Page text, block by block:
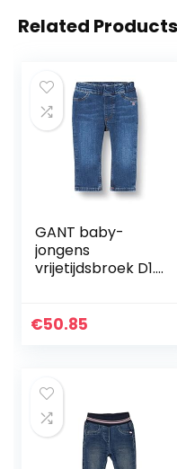
Related Products
GANT baby-
jongens
vrijetijdsbroek D1.
€50.85